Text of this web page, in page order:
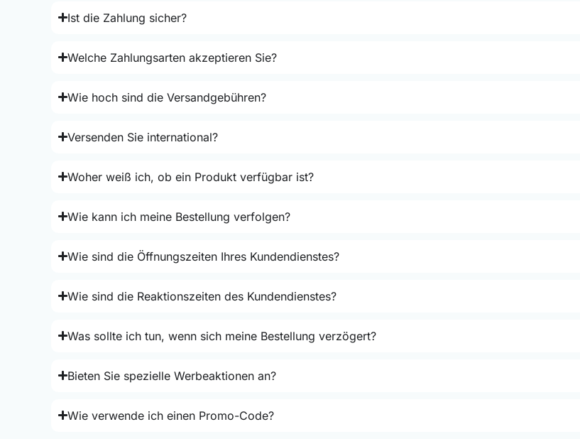
Ist die Zahlung sicher?
Welche Zahlungsarten akzeptieren Sie?
Wie hoch sind die Versandgebühren?
Versenden Sie international?
Woher weiß ich, ob ein Produkt verfügbar ist?
Wie kann ich meine Bestellung verfolgen?
Wie sind die Öffnungszeiten Ihres Kundendienstes?
Wie sind die Reaktionszeiten des Kundendienstes?
Was sollte ich tun, wenn sich meine Bestellung verzögert?
Bieten Sie spezielle Werbeaktionen an?
Wie verwende ich einen Promo-Code?